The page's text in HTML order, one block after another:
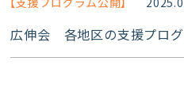
広伸会 各地区の支援プログ